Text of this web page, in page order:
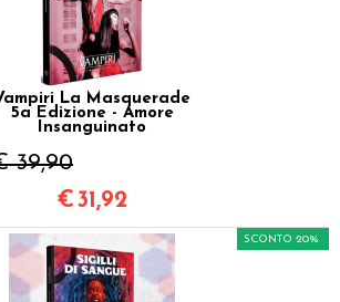
La Masquerade
5a Edizione - Amore
Insanguinato
39,90
€31,92
SCONTO 20%